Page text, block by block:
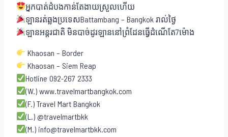
អ្នកបាត់ដំបងកាន់តែងាយស្រួលហើយ
ឡានរត់ឆ្លងប្រទេសBattambang – Bangkok រាល់ថ្ងៃ
ឡានអន្តរជាតិ មិនបាច់ដូរឡាននៅព្រំដែនធ្វើដំណើតែ7ម៉ោង
Khaosan – Border
Khaosan – Siem Reap
Hotline 092-267 2333
(W.) www.travelmartbangkok.com
(F.) Travel Mart Bangkok
(L.) @travelmartbkk
(M.) info@travelmartbkk.com